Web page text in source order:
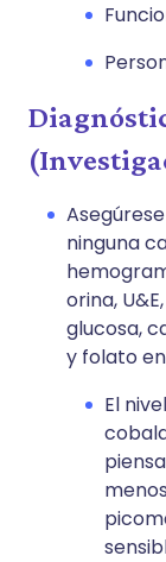
ninguna
orina,
glucosa,
y folato
El